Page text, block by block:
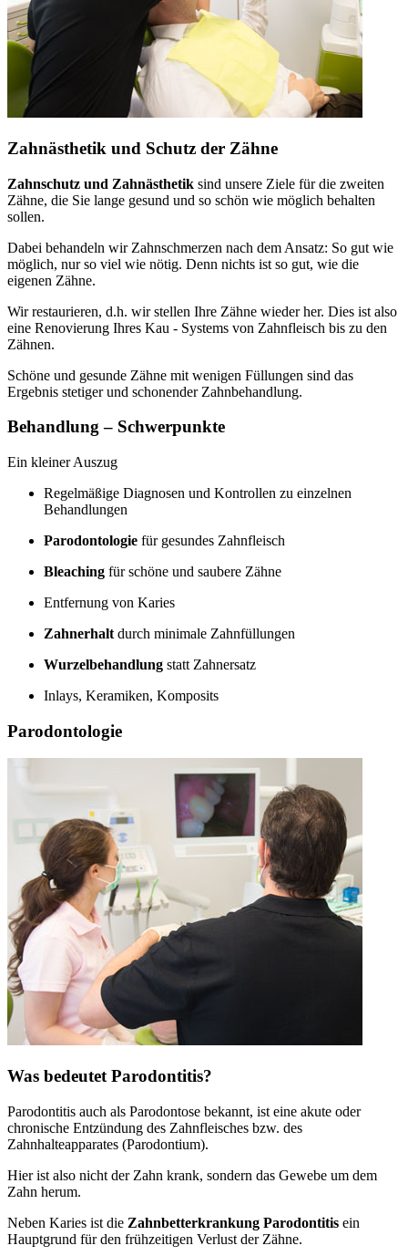
Zahnästhetik und Schutz der Zähne
Zahnschutz und Zahnästhetik sind unsere Ziele für die zweiten
Zähne, die Sie lange gesund und so schön wie möglich behalten
sollen.
Dabei behandeln wir Zahnschmerzen nach dem Ansatz: So gut wie
möglich, nur so viel wie nötig. Denn nichts ist so gut, wie die
eigenen Zähne.
Wir restaurieren, d.h. wir stellen Ihre Zähne wieder her. Dies ist also
eine Renovierung Ihres Kau - Systems von Zahnfleisch bis zu den
Zähnen.
Schöne und gesunde Zähne mit wenigen Füllungen sind das
Ergebnis stetiger und schonender Zahnbehandlung.
Behandlung – Schwerpunkte
Ein kleiner Auszug
Regelmäßige Diagnosen und Kontrollen zu einzelnen
Behandlungen
Parodontologie für gesundes Zahnfleisch
Bleaching für schöne und saubere Zähne
Entfernung von Karies
Zahnerhalt durch minimale Zahnfüllungen
Wurzelbehandlung statt Zahnersatz
Inlays, Keramiken, Komposits
Parodontologie
Was bedeutet Parodontitis?
Parodontitis auch als Parodontose bekannt, ist eine akute oder
chronische Entzündung des Zahnfleisches bzw. des
Zahnhalteapparates (Parodontium).
Hier ist also nicht der Zahn krank, sondern das Gewebe um dem
Zahn herum.
Neben Karies ist die Zahnbetterkrankung Parodontitis ein
Hauptgrund für den frühzeitigen Verlust der Zähne.